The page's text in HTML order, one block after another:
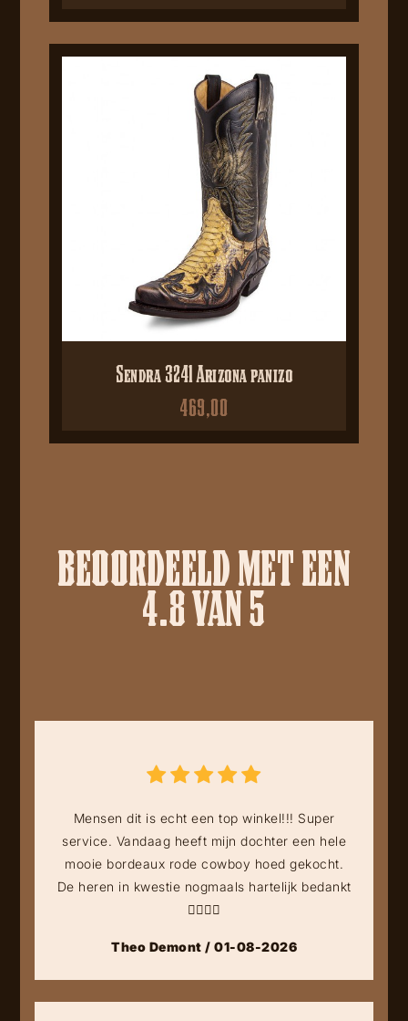
Sendra 3241 Arizona panizo
469,00
BEOORDEELD MET EEN
4.8 VAN 5
Mensen dit is echt een top winkel!!! Super
service. Vandaag heeft mijn dochter een hele
mooie bordeaux rode cowboy hoed gekocht.
De heren in kwestie nogmaals hartelijk bedankt
👍🏻👍🏻
Theo Demont / 01-08-2026